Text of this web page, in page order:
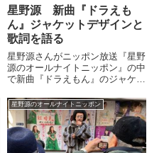
星野源 新曲『ドラえも
ん』ジャケットデザインと
歌詞を語る
星野源さんがニッポン放送『星野
源のオールナイトニッポン』の中
で新曲『ドラえもん』のジャケッ
間 二次元」などについて話して
いました。（星野源）そして、
『ドラえもん』ですね。先週、初
フル解禁いたしました。2月28日
（...
星野源のオールナイトニッポン